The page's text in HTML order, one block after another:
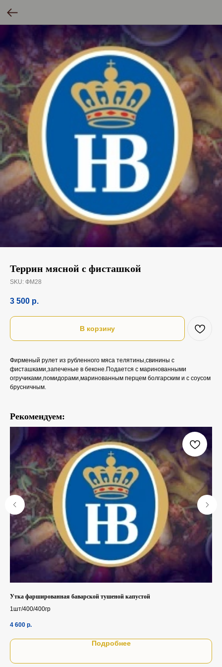
Террин мясной с фисташкой
SKU: ФМ28
3 500 р.
В корзину
Фирменый рулет из рубленного мяса телятины,свинины с
фисташками,запеченые в беконе.Подается с маринованными
огручиками,помидорами,маринованным перцем болгарским и с соусом
брусничным.
Рекомендуем:
Утка фаршированная баварской тушеной капустой
1шт/400/400гр
4 600 р.
Подробнее